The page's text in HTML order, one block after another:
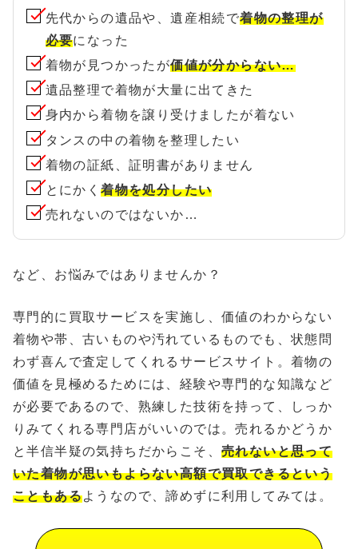
先代からの遺品や、遺産相続で着物の整理が
必要になった
着物が見つかったが価値が分からない…
遺品整理で着物が大量に出てきた
身内から着物を譲り受けましたが着ない
タンスの中の着物を整理したい
着物の証紙、証明書がありません
とにかく着物を処分したい
売れないのではないか…
など、お悩みではありませんか？
専門的に買取サービスを実施し、価値のわからない
着物や帯、古いものや汚れているものでも、状態問
わず喜んで査定してくれるサービスサイト。着物の
価値を見極めるためには、経験や専門的な知識など
が必要であるので、熟練した技術を持って、しっか
りみてくれる専門店がいいのでは。売れるかどうか
と半信半疑の気持ちだからこそ、 売れないと思って
いた着物が思いもよらない高額で買取できるという
こともあるようなので、諦めずに利用してみては。